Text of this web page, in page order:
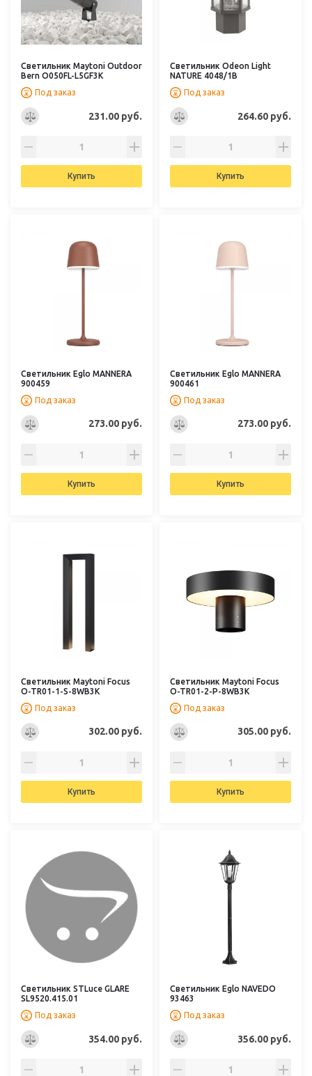
Светильник Maytoni Outdoor
Bern O050FL-L5GF3K
Под заказ
231.00 руб.
Купить
Светильник Odeon Light
NATURE 4048/1B
Под заказ
264.60 руб.
Купить
Светильник Eglo MANNERA
900459
Под заказ
273.00 руб.
Купить
Светильник Eglo MANNERA
900461
Под заказ
273.00 руб.
Купить
Светильник Maytoni Focus
O-TR01-1-S-8WB3K
Под заказ
302.00 руб.
Купить
Светильник Maytoni Focus
O-TR01-2-P-8WB3K
Под заказ
305.00 руб.
Купить
Светильник STLuce GLARE
SL9520.415.01
Под заказ
354.00 руб.
Светильник Eglo NAVEDO
93463
Под заказ
356.00 руб.